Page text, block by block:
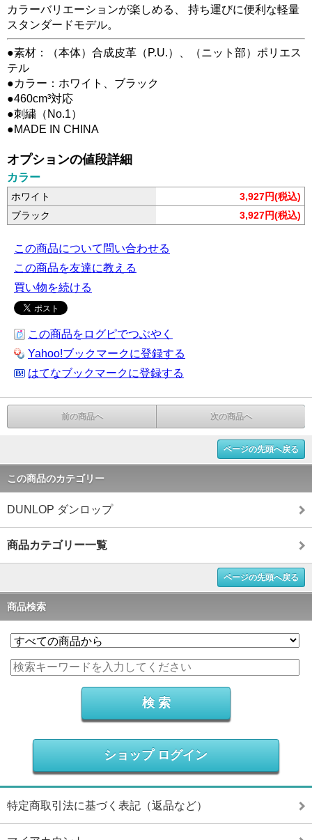
カラーバリエーションが楽しめる、 持ち運びに便利な軽量
スタンダードモデル。
●素材：（本体）合成皮革（P.U.）、（ニット部）ポリエス
テル
●カラー：ホワイト、ブラック
●460cm³対応
●刺繍（No.1）
●MADE IN CHINA
オプションの値段詳細
カラー
ホワイト
3,927円(税込)
ブラック
3,927円(税込)
この商品について問い合わせる
この商品を友達に教える
買い物を続ける
この商品をログピでつぶやく
Yahoo!ブックマークに登録する
はてなブックマークに登録する
前の商品へ 次の商品へ
ページの先頭へ戻る
この商品のカテゴリー
DUNLOP ダンロップ
商品カテゴリー一覧
ページの先頭へ戻る
商品検索
ショップ ログイン
特定商取引法に基づく表記（返品など）